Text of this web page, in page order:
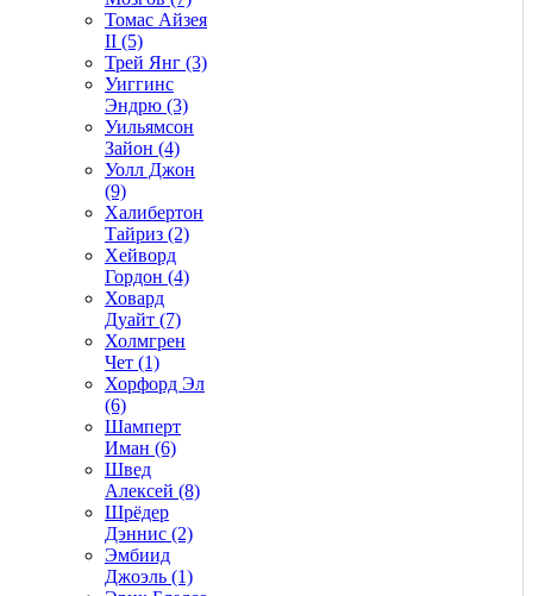
Томас Айзея
II (5)
Трей Янг (3)
Уиггинс
Эндрю (3)
Уильямсон
Зайон (4)
Уолл Джон
(9)
Халибертон
Тайриз (2)
Хейворд
Гордон (4)
Ховард
Дуайт (7)
Холмгрен
Чет (1)
Хорфорд Эл
(6)
Шамперт
Иман (6)
Швед
Алексей (8)
Шрёдер
Дэннис (2)
Эмбиид
Джоэль (1)